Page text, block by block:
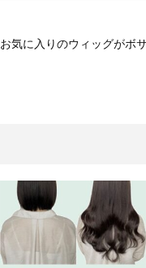
お気に入りのウィッグがボ